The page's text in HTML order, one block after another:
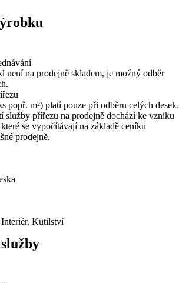
není na prodejně skladem, je možný odběr
popř. m²) platí pouze při odběru celých desek.
služby přířezu na prodejně dochází ke vzniku
se vypočítávají na základě ceníku
prodejně.
Kutilství